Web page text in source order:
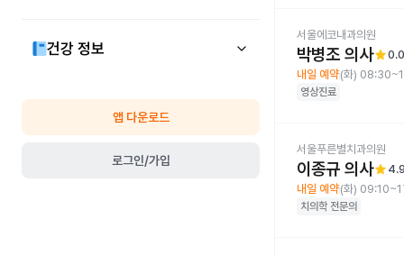
건강 정보
앱 다운로드
로그인/가입
서울에코내과의원
박병조 의사star0.0
내일 예약(화)
영상진료
서울푸른별치과의원
이종규 의사star
내일 예약(화)
치의학 전문의